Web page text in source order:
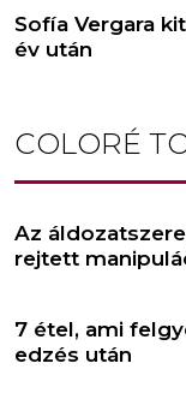
Sofía Vergara
év után
COLORÉ
Az
rejtett
7 étel, ami
edzés után